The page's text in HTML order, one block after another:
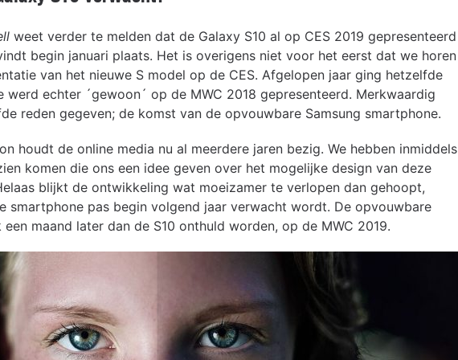
weet verder te melden dat de Galaxy S10 al op CES 2019 gepresenteerd
begin januari plaats. Het is overigens niet voor het eerst dat we horen
van het nieuwe S model op de CES. Afgelopen jaar ging hetzelfde
werd echter ´gewoon´ op de MWC 2018 gepresenteerd. Merkwaardig
reden gegeven; de komst van de opvouwbare Samsung smartphone.
houdt de online media nu al meerdere jaren bezig. We hebben inmiddels
komen die ons een idee geven over het mogelijke design van deze
blijkt de ontwikkeling wat moeizamer te verlopen dan gehoopt,
smartphone pas begin volgend jaar verwacht wordt. De opvouwbare
maand later dan de S10 onthuld worden, op de MWC 2019.